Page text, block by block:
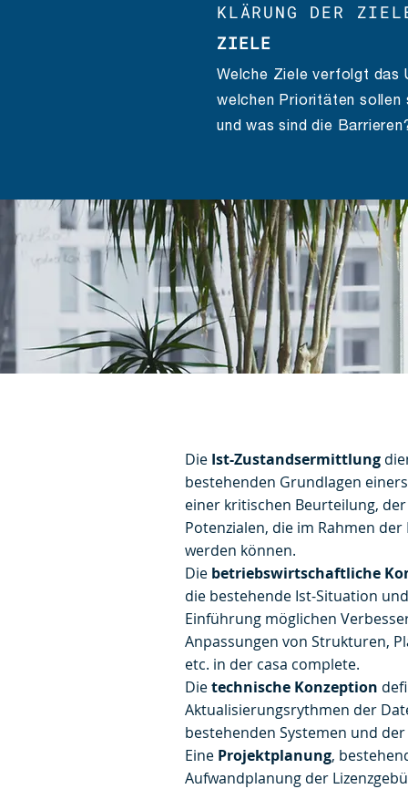
KLÄRUNG DER
ZIELE
Welche Ziele verfolgt das
welchen Prioritäten sollen
und was sind die
Die Ist-Zustandsermittlung
bestehenden Grundlagen
einer kritischen Beurteilung,
Potenzialen, die im Rahmen
werden können.
Die betriebswirtschaftliche
die bestehende Ist-Situation
Einführung möglichen
Anpassungen von Strukturen,
etc. in der casa complete.
Dietechnische Konzeption
Aktualisierungsrythmen der
bestehenden Systemen und
Eine Projektplanung,
Aufwandplanung der